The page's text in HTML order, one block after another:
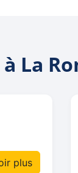
La
plus